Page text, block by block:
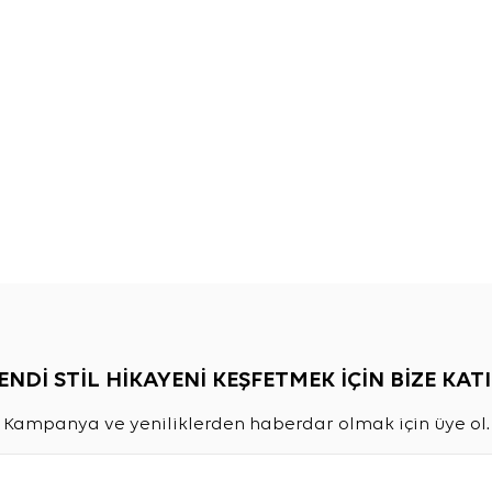
STİL HİKAYENİ KEŞFETMEK İÇİN BİZE
Kampanya ve yeniliklerden haberdar olmak için üye ol.